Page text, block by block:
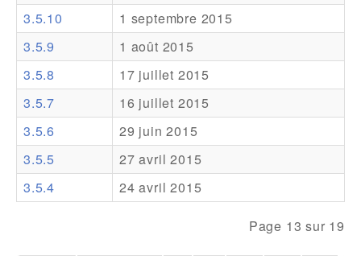
Theme Packs
Translation Packs
Support
Forum
3.5.10
1 septembre 2015
3.5.9
1 août 2015
3.5.8
17 juillet 2015
3.5.7
16 juillet 2015
3.5.6
29 juin 2015
3.5.5
27 avril 2015
3.5.4
24 avril 2015
Page 13 sur 19